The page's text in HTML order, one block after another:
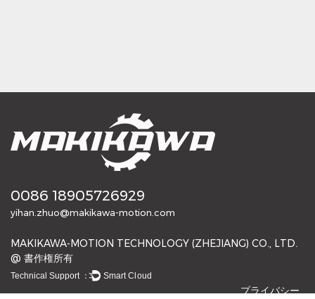
0086 18905726929
yihan.zhuo@makikawa-motion.com
MAKIKAWA-MOTION TECHNOLOGY (ZHEJIANG) CO., LTD.
@ 書作権所有
Technical Support ： Smart Cloud
プライバシー